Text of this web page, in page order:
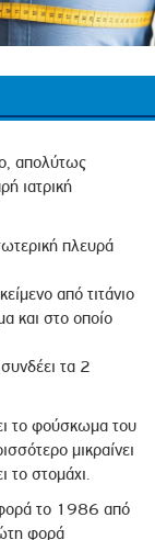
απολύτως
ιατρική
πλευρά
από τιτάνιο
και στο οποίο
τα 2
το φούσκωµα του
µικραίνει
το στοµάχι.
το 1986 από
φορά